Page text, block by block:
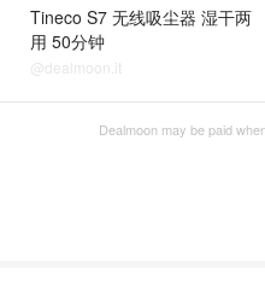
Tineco S7 无线吸尘器 湿干两
用 50分钟
@dealmoon.it
Dealmoon may be paid